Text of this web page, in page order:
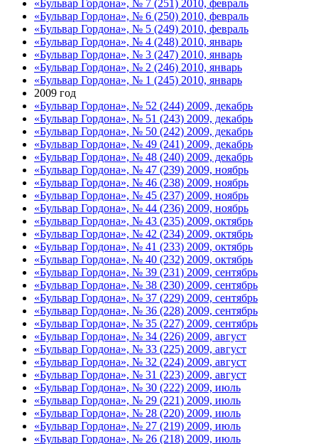
«Бульвар Гордона», № 7 (251) 2010, февраль
«Бульвар Гордона», № 6 (250) 2010, февраль
«Бульвар Гордона», № 5 (249) 2010, февраль
«Бульвар Гордона», № 4 (248) 2010, январь
«Бульвар Гордона», № 3 (247) 2010, январь
«Бульвар Гордона», № 2 (246) 2010, январь
«Бульвар Гордона», № 1 (245) 2010, январь
2009 год
«Бульвар Гордона», № 52 (244) 2009, декабрь
«Бульвар Гордона», № 51 (243) 2009, декабрь
«Бульвар Гордона», № 50 (242) 2009, декабрь
«Бульвар Гордона», № 49 (241) 2009, декабрь
«Бульвар Гордона», № 48 (240) 2009, декабрь
«Бульвар Гордона», № 47 (239) 2009, ноябрь
«Бульвар Гордона», № 46 (238) 2009, ноябрь
«Бульвар Гордона», № 45 (237) 2009, ноябрь
«Бульвар Гордона», № 44 (236) 2009, ноябрь
«Бульвар Гордона», № 43 (235) 2009, октябрь
«Бульвар Гордона», № 42 (234) 2009, октябрь
«Бульвар Гордона», № 41 (233) 2009, октябрь
«Бульвар Гордона», № 40 (232) 2009, октябрь
«Бульвар Гордона», № 39 (231) 2009, сентябрь
«Бульвар Гордона», № 38 (230) 2009, сентябрь
«Бульвар Гордона», № 37 (229) 2009, сентябрь
«Бульвар Гордона», № 36 (228) 2009, сентябрь
«Бульвар Гордона», № 35 (227) 2009, сентябрь
«Бульвар Гордона», № 34 (226) 2009, август
«Бульвар Гордона», № 33 (225) 2009, август
«Бульвар Гордона», № 32 (224) 2009, август
«Бульвар Гордона», № 31 (223) 2009, август
«Бульвар Гордона», № 30 (222) 2009, июль
«Бульвар Гордона», № 29 (221) 2009, июль
«Бульвар Гордона», № 28 (220) 2009, июль
«Бульвар Гордона», № 27 (219) 2009, июль
«Бульвар Гордона», № 26 (218) 2009, июль